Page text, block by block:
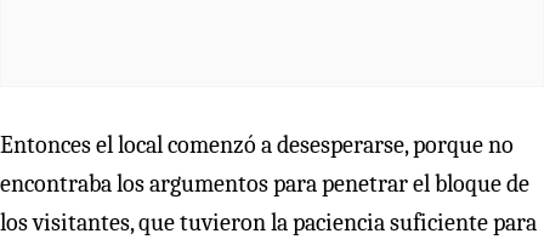
Entonces el local comenzó a desesperarse, porque no
encontraba los argumentos para penetrar el bloque de
los visitantes, que tuvieron la paciencia suficiente para